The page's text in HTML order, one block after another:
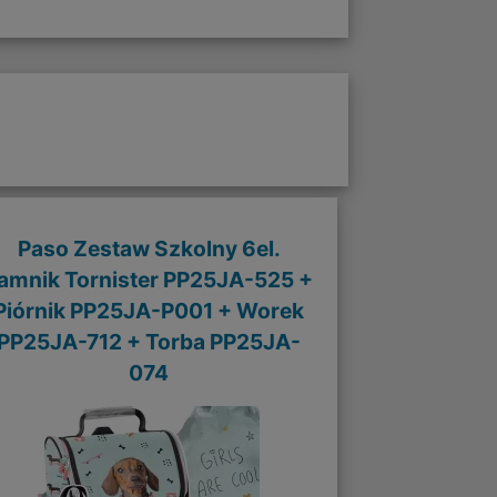
Paso Zestaw Szkolny 6el.
Tornister PP25JA-525 +
PP25JA-P001 + Worek
712 + Torba PP25JA-
074